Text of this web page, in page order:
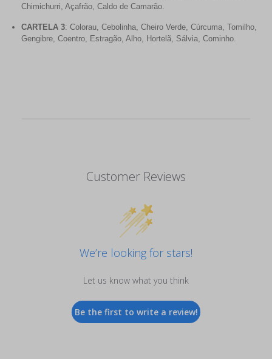
Chimichurri, Açafrão, Caldo de Camarão.
CARTELA 3: Colorau, Cebolinha, Cheiro Verde, Cúrcuma, Tomilho,
Gengibre, Coentro, Estragão, Alho, Hortelã, Sálvia, Cominho.
Customer Reviews
We’re looking for stars!
Let us know what you think
Be the first to write a review!